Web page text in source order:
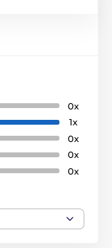
0x
1x
0x
0x
0x